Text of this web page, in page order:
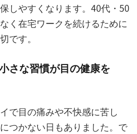
しやすくなります。40代・50
く在宅ワークを続けるために
です。
さな習慣が目の健康を
で目の痛みや不快感に苦し
つかない日もありました。で